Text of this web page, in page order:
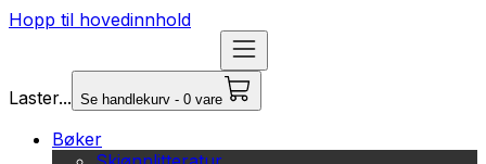
Hopp til hovedinnhold
Laster... Se handlekurv - 0 vare
Bøker